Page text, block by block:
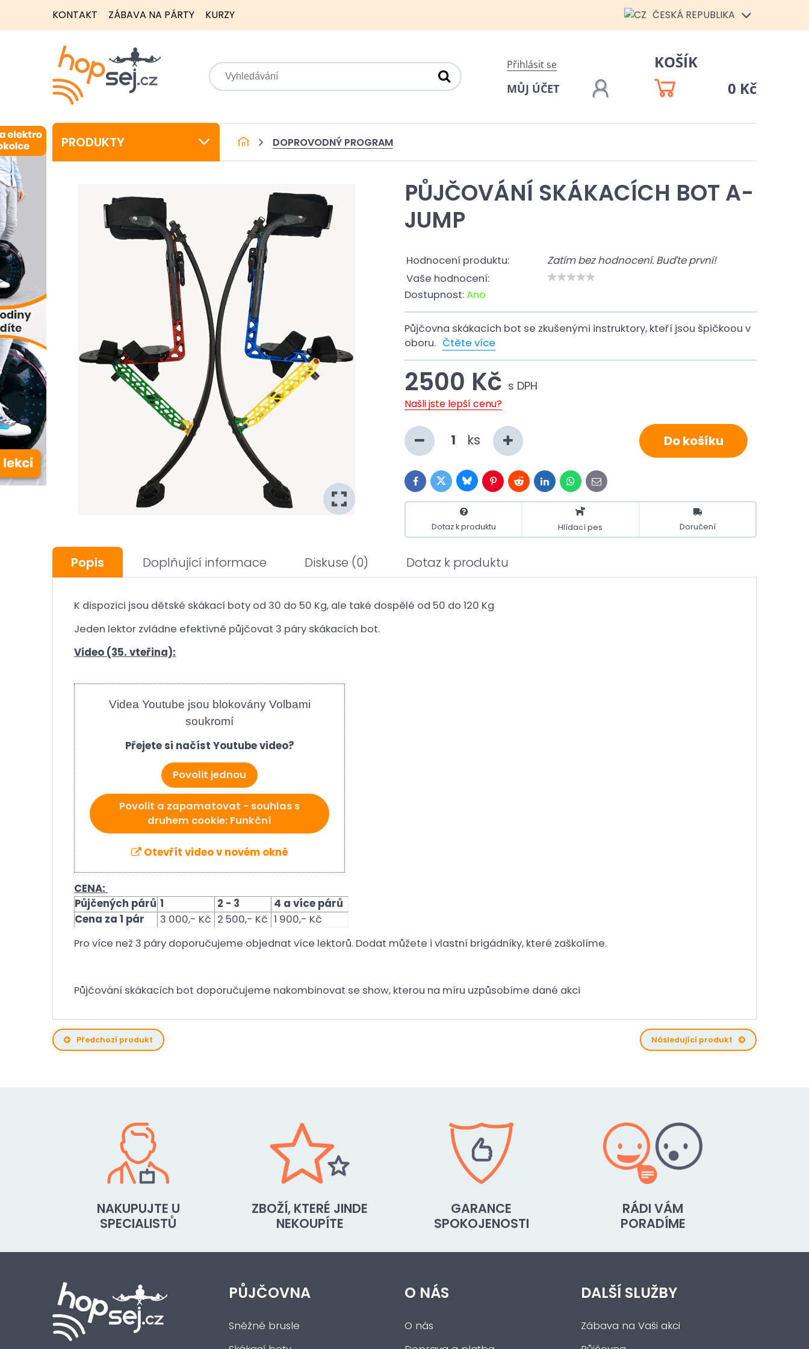
KONTAKT ZÁBAVA NA PÁRTY KURZY ČESKÁ REPUBLIKA
Přihlásit se
MŮJ ÚČET
KOŠÍK
0 Kč
PRODUKTY DOPROVODNÝ PROGRAM
PŮJČOVÁNÍ SKÁKACÍCH BOT A-
JUMP
Hodnocení produktu:
Zatím bez hodnocení. Buďte první!
Vaše hodnocení:
Dostupnost:Ano
Půjčovna skákacích bot se zkušenými instruktory, kteří jsou špičkoou v
oboru. Čtěte více
2500 Kč s DPH
Našli jste lepší cenu?
ks Do košíku
FacebookTwitterBlueskyPinterestRedditLinkedInWhatsApp
E-
mail
Dotaz k produktu Hlídací pes Doručení
Popis Doplňující informace Diskuse (0) Dotaz k produktu
K dispozici jsou dětské skákací boty od 30 do 50 Kg, ale také dospělé od 50 do 120 Kg
Jeden lektor zvládne efektivně půjčovat 3 páry skákacích bot.
Video (35. vteřina):
Videa Youtube jsou blokovány Volbami
soukromí
Přejete si načíst Youtube video?
Povolit jednou
Povolit a zapamatovat - souhlas s
druhem cookie: Funkční
Otevřít video v novém okně
CENA:
Půjčených párů 1 2 - 3
4 a více párů
Cena za 1 pár
3 000,- Kč 2 500,- Kč 1 900,- Kč
Pro více než 3 páry doporučujeme objednat více lektorů. Dodat můžete i vlastní brigádníky, které zaškolíme.
Půjčování skákacích bot doporučujeme nakombinovat se show, kterou na míru uzpůsobíme dané akci
Předchozí produkt Následující produkt
NAKUPUJTE U
SPECIALISTŮ
ZBOŽÍ, KTERÉ JINDE
NEKOUPÍTE
GARANCE
SPOKOJENOSTI
RÁDI VÁM
PORADÍME
PŮJČOVNA
Sněžné brusle
O NÁS
O nás
DALŠÍ SLUŽBY
Zábava na Vaši akci